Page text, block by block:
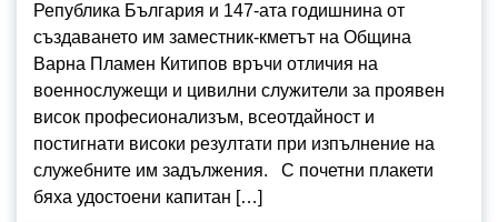
Република България и 147-ата годишнина от
създаването им заместник-кметът на Община
Варна Пламен Китипов връчи отличия на
военнослужещи и цивилни служители за проявен
висок професионализъм, всеотдайност и
постигнати високи резултати при изпълнение на
служебните им задължения. С почетни плакети
бяха удостоени капитан […]